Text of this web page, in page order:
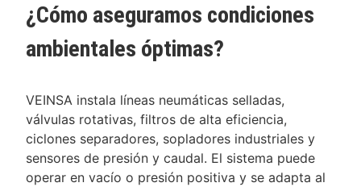
¿Cómo aseguramos condiciones
ambientales óptimas?
VEINSA instala líneas neumáticas selladas,
válvulas rotativas, filtros de alta eficiencia,
ciclones separadores, sopladores industriales y
sensores de presión y caudal. El sistema puede
operar en vacío o presión positiva y se adapta al